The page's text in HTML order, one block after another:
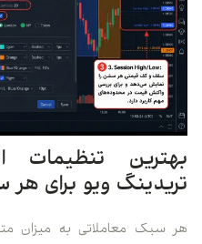
بهترین تنظیمات
تریدینگ ویو برای
هر سبک معاملاتی به میزان